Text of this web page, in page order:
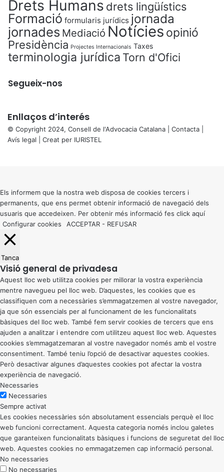
Drets Humans drets lingüístics
Formació formularis jurídics jornada
jornades Mediació Notícies opinió
Presidència Projectes Internacionals Taxes
terminologia jurídica Torn d'Ofici
Segueix-nos
Enllaços d’interés
© Copyright 2024, Consell de l'Advocacia Catalana | Contacta
Avís legal | Creat per IURISTEL
button
Els informem que la nostra web disposa de cookies tercers i
permanents, que ens permet obtenir informació de navegació dels
usuaris que accedeixen. Per obtenir més informació fes click aquí
Configurar cookies
ACCEPTAR - REFUSAR
Tanca
Visió general de privadesa
Aquest lloc web utilitza cookies per millorar la vostra experiència
mentre navegueu pel lloc web. D’aquestes, les cookies que es
classifiquen com a necessàries s’emmagatzemen al vostre navegador,
ja que són essencials per al funcionament de les funcionalitats
bàsiques del lloc web. També fem servir cookies de tercers que ens
ajuden a analitzar i entendre com utilitzeu aquest lloc web. Aquestes
cookies s’emmagatzemaran al vostre navegador només amb el vostre
consentiment. També teniu l’opció de desactivar aquestes cookies.
Però desactivar algunes d’aquestes cookies pot afectar la vostra
experiència de navegació.
Necessaries
Necessaries
Sempre activat
Les cookies necessàries són absolutament essencials perquè el lloc
web funcioni correctament. Aquesta categoria només inclou galetes
que garanteixen funcionalitats bàsiques i funcions de seguretat del lloc
web. Aquestes cookies no emmagatzemen cap informació personal.
No necessaries
No necessaries